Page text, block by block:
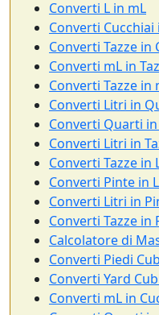
Converti L in mL
Converti Cucchiai
Converti Tazze in
Converti mL in
Converti Tazze in
Converti Litri in
Converti Quarti
Converti Litri in
Converti Tazze in
Converti Pinte in
Converti Litri in
Converti Tazze in
Calcolatore di
Converti Piedi
Converti Yard
Converti mL in